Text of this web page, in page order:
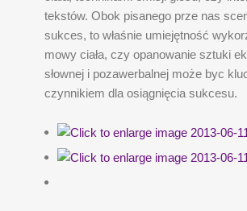
tekstów. Obok pisanego prze nas
sukces, to właśnie umiejętność
mowy ciała, czy opanowanie sztuki
słownej i pozawerbalnej może byc
czynnikiem dla osiągnięcia sukcesu.